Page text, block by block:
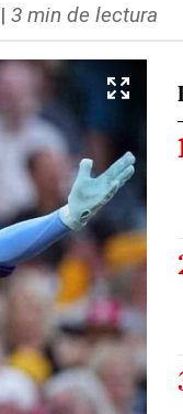
| 3 min de lectura